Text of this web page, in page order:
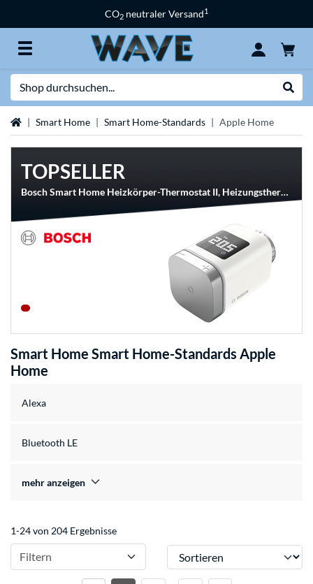
CO2 neutraler Versand1
StartseiteSmart Home Smart Home-Standards Apple Home
TOPSELLER
Bosch Smart Home Heizkörper-Thermostat II, Heizungsthermostat
Smart Home Smart Home-Standards Apple
Home
Alexa
Bluetooth LE
mehr anzeigen
1-24 von 204 Ergebnisse
Filtern Sortieren